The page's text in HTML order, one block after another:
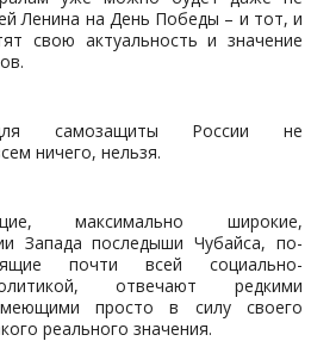
Ленина на День Победы – и тот, и
свою актуальность и значение
самозащиты России не
ничего, нельзя.
максимально широкие,
Запада последыши Чубайса, по-
почти всей социально-
отвечают редкими
просто в силу своего
реального значения.